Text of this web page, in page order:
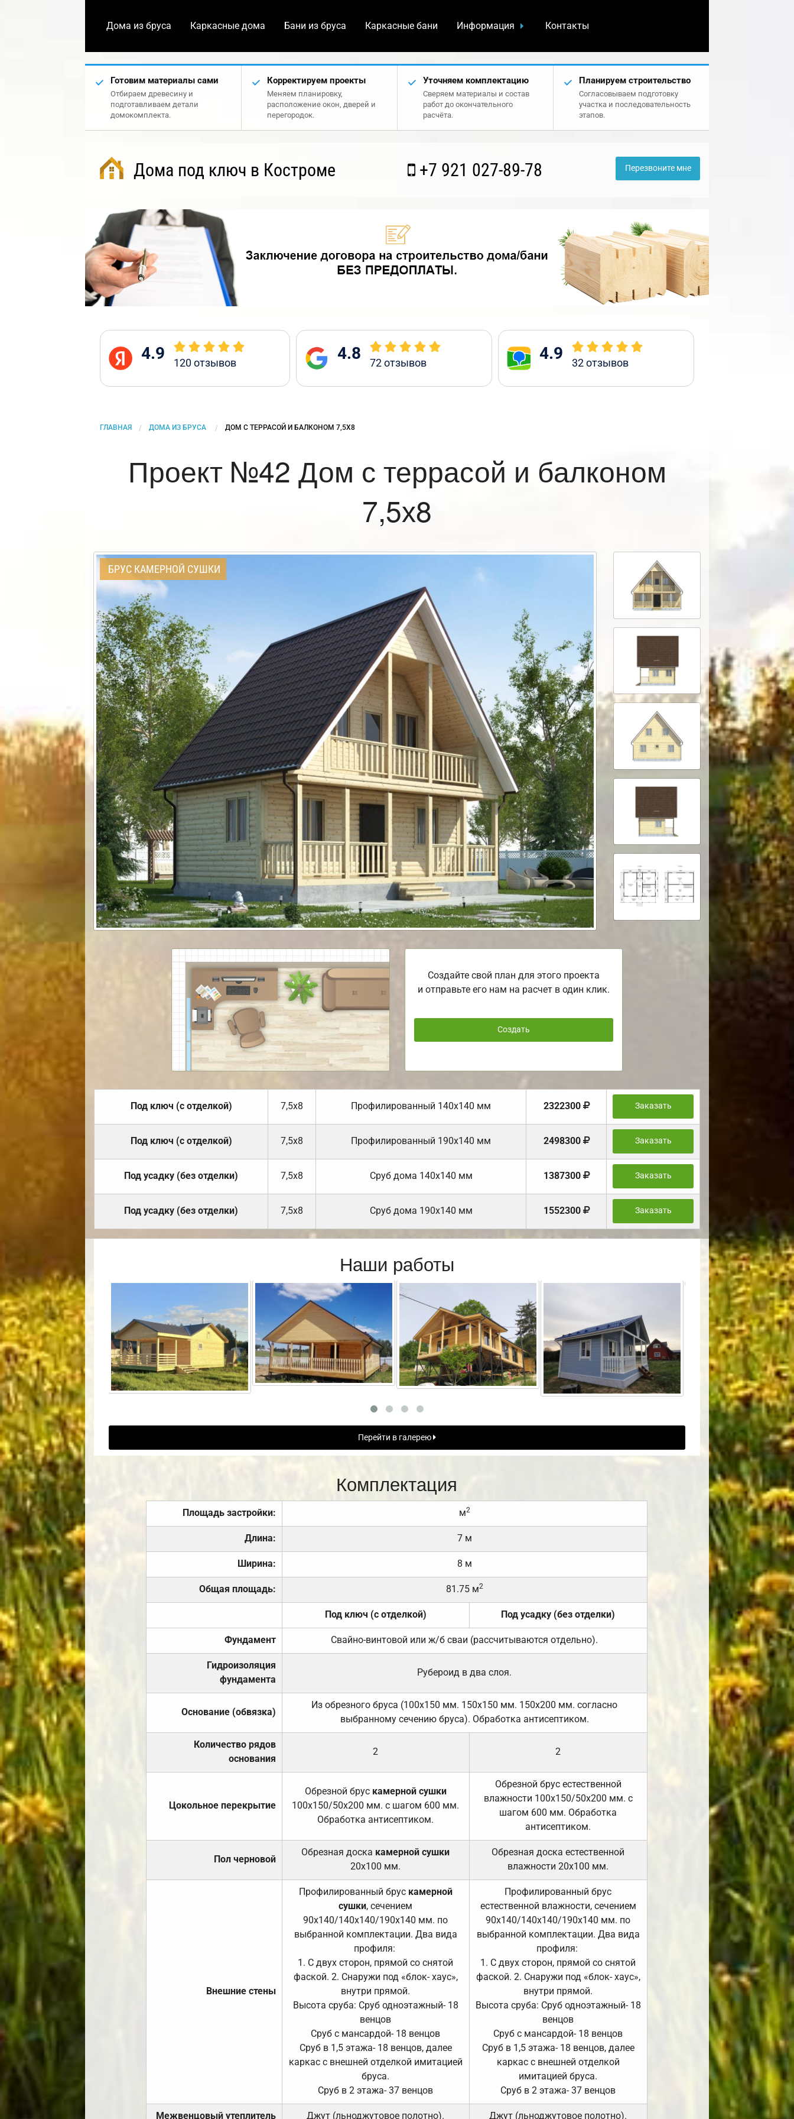
Дома из бруса Каркасные дома Бани из бруса Каркасные бани Информация Контакты
Готовим материалы сами
Отбираем древесину и
подготавливаем детали
домокомплекта.
Корректируем проекты
Меняем планировку,
расположение окон, дверей и
перегородок.
Уточняем комплектацию
Сверяем материалы и состав
работ до окончательного
расчёта.
Планируем строительство
Согласовываем подготовку
участка и последовательность
этапов.
Дома под ключ в Костроме +7 921 027-89-78 Перезвоните мне
4.9 120отзывов 4.8 72отзывов 4.9 32отзывов
ГЛАВНАЯ ДОМА ИЗ БРУСА CURRENT:
ДОМ С ТЕРРАСОЙ И БАЛКОНОМ 7,5Х8
Проект №42 Дом с террасой и балконом
7,5х8
БРУС КАМЕРНОЙ СУШКИ
Создайте свой план для этого проекта
и отправьте его нам на расчет в один клик.
Создать
Под ключ (с отделкой) 7,5х8 Профилированный 140х140 мм 2322300 Заказать
Под ключ (с отделкой) 7,5х8 Профилированный 190х140 мм 2498300 Заказать
Под усадку (без отделки) 7,5х8 Cруб дома 140х140 мм 1387300 Заказать
Под усадку (без отделки) 7,5х8 Cруб дома 190х140 мм 1552300 Заказать
Наши работы
Перейти в галерею
Комплектация
Площадь застройки: м2
Длина: 7 м
Ширина: 8 м
Общая площадь: 81.75 м2
Под ключ (с отделкой) Под усадку (без отделки)
Фундамент Свайно-винтовой или ж/б сваи (рассчитываются отдельно).
Гидроизоляция
фундамента
Рубероид в два слоя.
Основание (обвязка)
Из обрезного бруса (100х150 мм. 150х150 мм. 150х200 мм. согласно
выбранному сечению бруса). Обработка антисептиком.
Количество рядов
основания
2 2
Цокольное перекрытие
Обрезной брус камерной сушки
100х150/50х200 мм. с шагом 600 мм.
Обработка антисептиком.
Обрезной брус естественной
влажности 100х150/50х200 мм. с
шагом 600 мм. Обработка
антисептиком.
Пол черновой
Обрезная доска камерной сушки
20х100 мм.
Обрезная доска естественной
влажности 20х100 мм.
Внешние стены
Профилированный брус камерной
сушки, сечением
90х140/140х140/190х140 мм. по
выбранной комплектации. Два вида
профиля:
1. С двух сторон, прямой со снятой
фаской. 2. Снаружи под «блок- хаус»,
внутри прямой.
Высота сруба: Сруб одноэтажный- 18
венцов
Сруб с мансардой- 18 венцов
Сруб в 1,5 этажа- 18 венцов, далее
каркас с внешней отделкой имитацией
бруса.
Сруб в 2 этажа- 37 венцов
Профилированный брус
естественной влажности, сечением
90х140/140х140/190х140 мм. по
выбранной комплектации. Два вида
профиля:
1. С двух сторон, прямой со снятой
фаской. 2. Снаружи под «блок- хаус»,
внутри прямой.
Высота сруба: Сруб одноэтажный- 18
венцов
Сруб с мансардой- 18 венцов
Сруб в 1,5 этажа- 18 венцов, далее
каркас с внешней отделкой
имитацией бруса.
Сруб в 2 этажа- 37 венцов
Межвенцовый утеплитель Джут (льноджутовое полотно). Джут (льноджутовое полотно).